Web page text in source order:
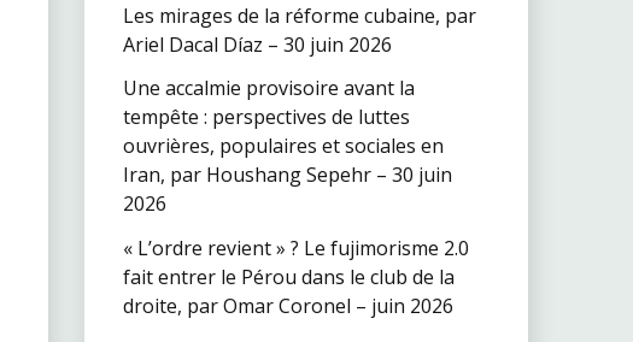
Les mirages de la réforme cubaine, par
Ariel Dacal Díaz – 30 juin 2026
Une accalmie provisoire avant la
tempête : perspectives de luttes
ouvrières, populaires et sociales en
Iran, par Houshang Sepehr – 30 juin
2026
« L’ordre revient » ? Le fujimorisme 2.0
fait entrer le Pérou dans le club de la
droite, par Omar Coronel – juin 2026